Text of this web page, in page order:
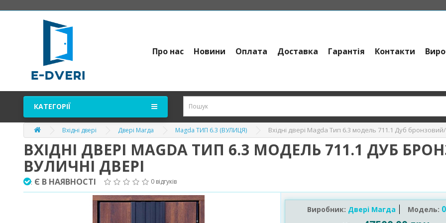
Про нас Новини Оплата Доставка Гарантія Контакти
КАТЕГОРІЇ
Вхідні двері Двері Магда Magda ТИП 6.3 (ВУЛИЦЯ) Вхідні двері Magda Тип 6.3 модель 711.1 Дуб
ВХІДНІ ДВЕРІ MAGDA ТИП 6.3 МОДЕЛЬ 711.1 ДУБ
ВУЛИЧНІ ДВЕРІ
: Є В НАЯВНОСТІ 0 відгуків
Виробник: Двері Магда Модель: